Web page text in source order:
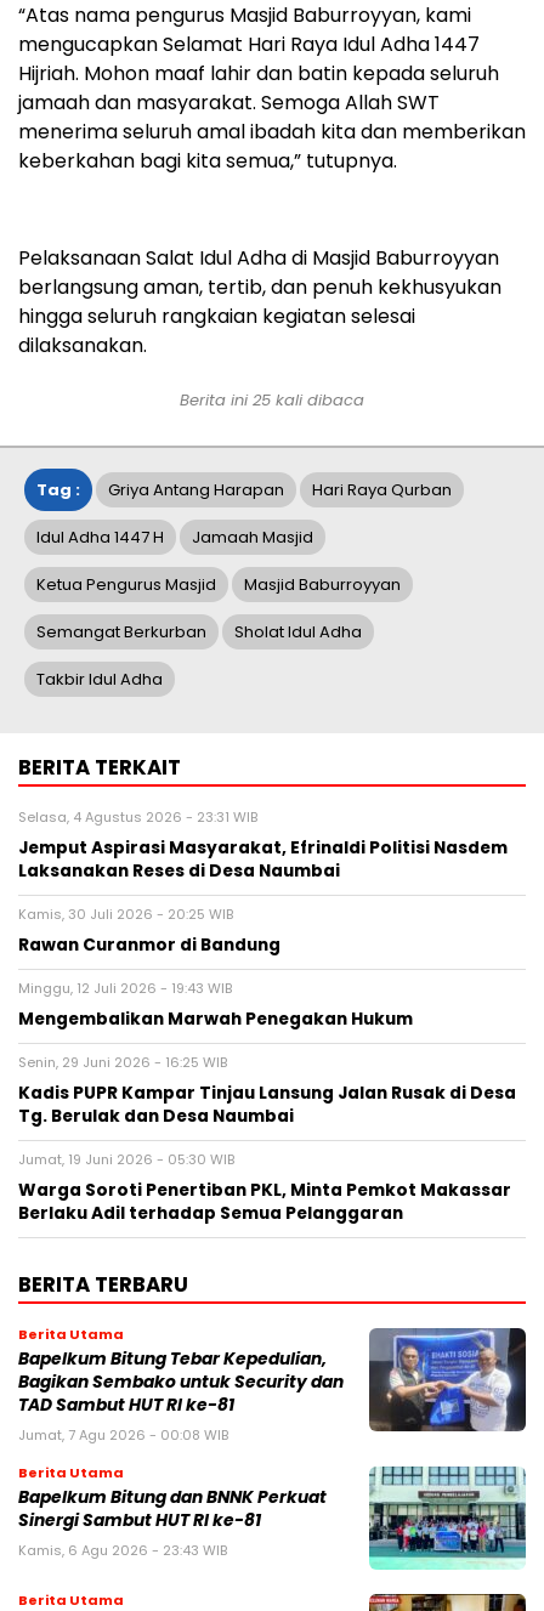
“Atas nama pengurus Masjid Baburroyyan, kami
mengucapkan Selamat Hari Raya Idul Adha 1447
Hijriah. Mohon maaf lahir dan batin kepada seluruh
jamaah dan masyarakat. Semoga Allah SWT
menerima seluruh amal ibadah kita dan memberikan
keberkahan bagi kita semua,” tutupnya.
Pelaksanaan Salat Idul Adha di Masjid Baburroyyan
berlangsung aman, tertib, dan penuh kekhusyukan
hingga seluruh rangkaian kegiatan selesai
dilaksanakan.
Berita ini 25 kali dibaca
Tag : Griya Antang Harapan Hari Raya Qurban
Idul Adha 1447 H Jamaah Masjid
Ketua Pengurus Masjid Masjid Baburroyyan
Semangat Berkurban Sholat Idul Adha
Takbir Idul Adha
BERITA TERKAIT
Selasa, 4 Agustus 2026 - 23:31 WIB
Jemput Aspirasi Masyarakat, Efrinaldi Politisi Nasdem
Laksanakan Reses di Desa Naumbai
Kamis, 30 Juli 2026 - 20:25 WIB
Rawan Curanmor di Bandung
Minggu, 12 Juli 2026 - 19:43 WIB
Mengembalikan Marwah Penegakan Hukum
Senin, 29 Juni 2026 - 16:25 WIB
Kadis PUPR Kampar Tinjau Lansung Jalan Rusak di Desa
Tg. Berulak dan Desa Naumbai
Jumat, 19 Juni 2026 - 05:30 WIB
Warga Soroti Penertiban PKL, Minta Pemkot Makassar
Berlaku Adil terhadap Semua Pelanggaran
BERITA TERBARU
Berita Utama
Bapelkum Bitung Tebar Kepedulian,
Bagikan Sembako untuk Security dan
TAD Sambut HUT RI ke-81
Jumat, 7 Agu 2026 - 00:08 WIB
Berita Utama
Bapelkum Bitung dan BNNK Perkuat
Sinergi Sambut HUT RI ke-81
Kamis, 6 Agu 2026 - 23:43 WIB
Berita Utama